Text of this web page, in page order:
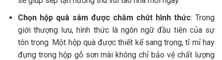
Chọn hộp quà sâm được chăm chút hình thức: Trong
giới thượng lưu, hình thức là ngôn ngữ đầu tiên của sự
tôn trọng. Một hộp quà được thiết kế sang trọng, tỉ mỉ hay
đựng trong hộp gỗ sơn mài không chỉ bảo vệ chất lượng